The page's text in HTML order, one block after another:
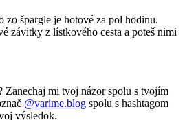
zo špargle je hotové za pol hodinu.
závitky z lístkového cesta a poteš nimi
Zanechaj mi tvoj názor spolu s tvojím
@varime.blog spolu s hashtagom
výsledok.